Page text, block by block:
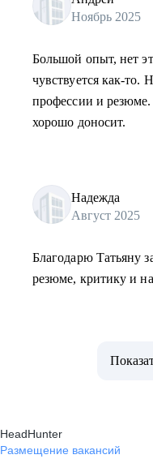
Ноябрь 2025
Большой опыт, нет
чувствуется как-то.
профессии и резюме.
хорошо доносит.
Надежда
Август 2025
Благодарю Татьяну
резюме, критику и
HeadHunter
Размещение вакансий